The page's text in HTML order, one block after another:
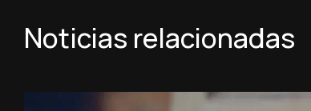
Noticias relacionadas